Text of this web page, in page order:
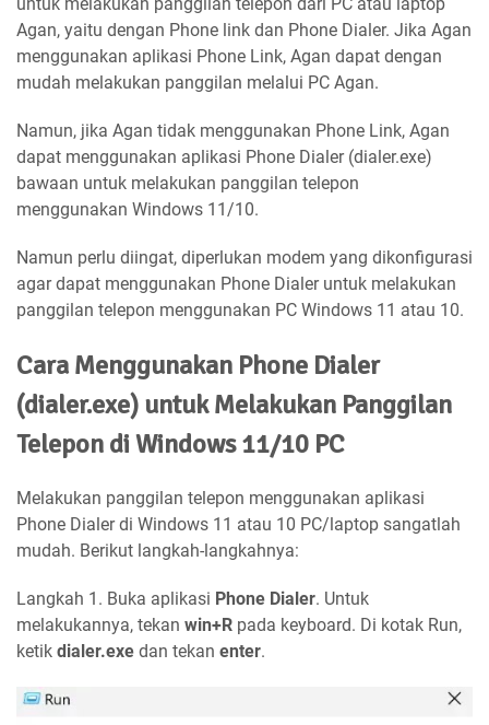
Agan, yaitu dengan Phone link dan Phone Dialer. Jika Agan
menggunakan aplikasi Phone Link, Agan dapat dengan
mudah melakukan panggilan melalui PC Agan.
Namun, jika Agan tidak menggunakan Phone Link, Agan
dapat menggunakan aplikasi Phone Dialer (dialer.exe)
bawaan untuk melakukan panggilan telepon
menggunakan Windows 11/10.
Namun perlu diingat, diperlukan modem yang dikonfigurasi
agar dapat menggunakan Phone Dialer untuk melakukan
panggilan telepon menggunakan PC Windows 11 atau 10.
Cara Menggunakan Phone Dialer
(dialer.exe) untuk Melakukan Panggilan
Telepon di Windows 11/10 PC
Melakukan panggilan telepon menggunakan aplikasi
Phone Dialer di Windows 11 atau 10 PC/laptop sangatlah
mudah. Berikut langkah-langkahnya:
Langkah 1. Buka aplikasi Phone Dialer. Untuk
melakukannya, tekan win+R pada keyboard. Di kotak Run,
ketik dialer.exe dan tekan enter.